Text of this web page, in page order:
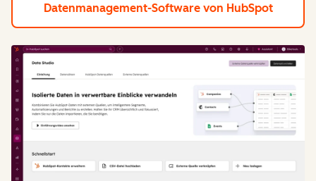
Datenmanagement-Software von HubSpot